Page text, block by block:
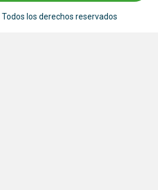
los derechos reservados